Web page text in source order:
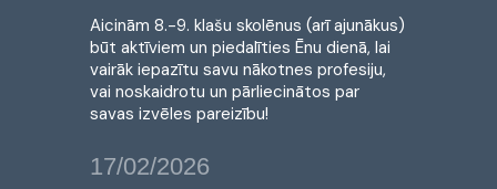
Aicinām 8.-9. klašu skolēnus (arī ajunākus)
būt aktīviem un piedalīties Ēnu dienā, lai
vairāk iepazītu savu nākotnes profesiju,
vai noskaidrotu un pārliecinātos par
savas izvēles pareizību!
17/02/2026